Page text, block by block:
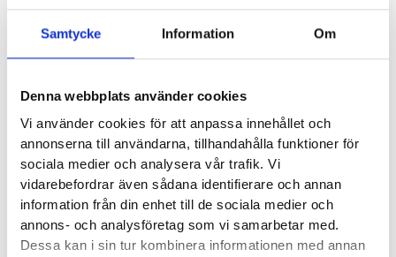
Samtycke Information Om
Denna webbplats använder cookies
Vi använder cookies för att anpassa innehållet och
annonserna till användarna, tillhandahålla funktioner för
sociala medier och analysera vår trafik. Vi
vidarebefordrar även sådana identifierare och annan
information från din enhet till de sociala medier och
annons- och analysföretag som vi samarbetar med.
Dessa kan i sin tur kombinera informationen med annan
Stabilitet:
Häl-tå dropp: 6 mm
New Balance artikelnummer:W880GB15
Butiker: Stockholm Hornstull,Stockholm Odengatan
Stockholm Sickla,Stockholm Storgatan,Umeå, Uppsala
Örnsköldsvik,Östersund